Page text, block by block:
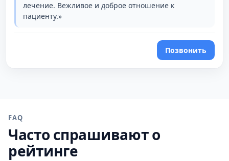
лечение. Вежливое и доброе отношение к
пациенту.»
Позвонить
FAQ
Часто спрашивают о
рейтинге